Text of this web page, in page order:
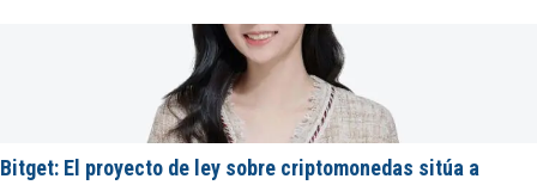
Bitget: El proyecto de ley sobre criptomonedas sitúa a